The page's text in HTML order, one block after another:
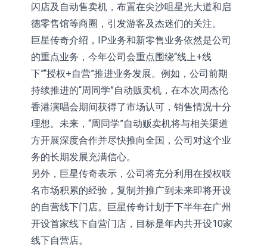
闪店及自动售卖机，布置在尖沙咀星光大道和启
德零售馆等商圈，引发游客及杰迷们的关注。
巨星传奇介绍，IP业务和新零售业务依然是公司
的重点业务，今年公司会重点围绕“线上+线
下”“授权+自营”推进业务发展。例如，公司前期
持续推进的“周同学”自动贩卖机，在本次周杰伦
香港演唱会期间获得了市场认可，销售情况十分
理想。未来，“周同学”自动贩卖机将与相关渠道
方开展深度合作并尽快推向全国，公司对这个业
务的长期发展充满信心。
另外，巨星传奇表示，公司将充分利用在授权联
名市场积累的经验，复制并推广到未来即将开设
的自营线下门店。巨星传奇计划于下半年在广州
开设首家线下自营门店，目标是年内共开设10家
线下自营店。